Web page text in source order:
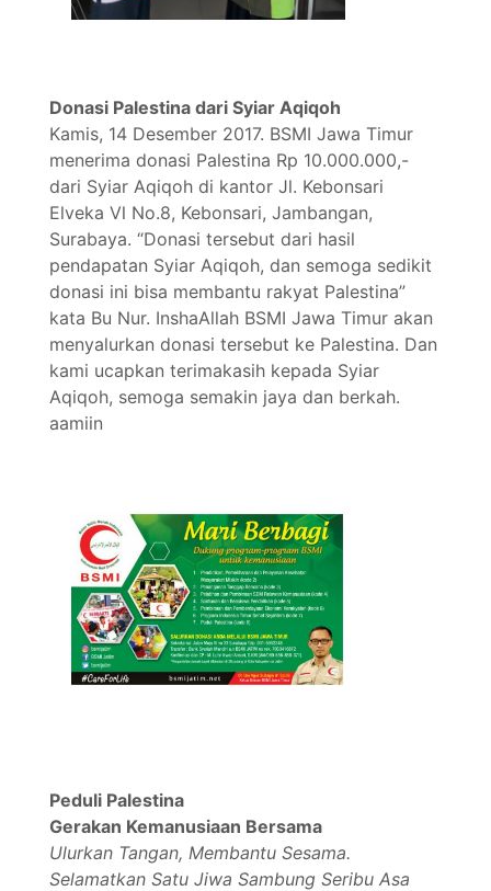
Donasi Palestina dari Syiar Aqiqoh
Kamis, 14 Desember 2017. BSMI Jawa Timur
menerima donasi Palestina Rp 10.000.000,-
dari Syiar Aqiqoh di kantor Jl. Kebonsari
Elveka Ⅵ No.8, Kebonsari, Jambangan,
Surabaya. “Donasi tersebut dari hasil
pendapatan Syiar Aqiqoh, dan semoga sedikit
donasi ini bisa membantu rakyat Palestina”
kata Bu Nur. InshaAllah BSMI Jawa Timur akan
menyalurkan donasi tersebut ke Palestina. Dan
kami ucapkan terimakasih kepada Syiar
Aqiqoh, semoga semakin jaya dan berkah.
aamiin
Peduli Palestina
Gerakan Kemanusiaan Bersama
Ulurkan Tangan, Membantu Sesama.
Selamatkan Satu Jiwa Sambung Seribu Asa